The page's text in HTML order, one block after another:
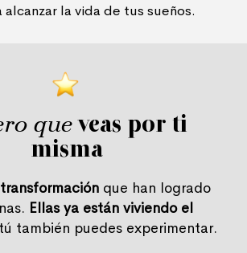
alcanzar la vida de tus sueños.
queveas por ti
misma
que han logrado
Ellas ya están viviendo el
también puedes experimentar.